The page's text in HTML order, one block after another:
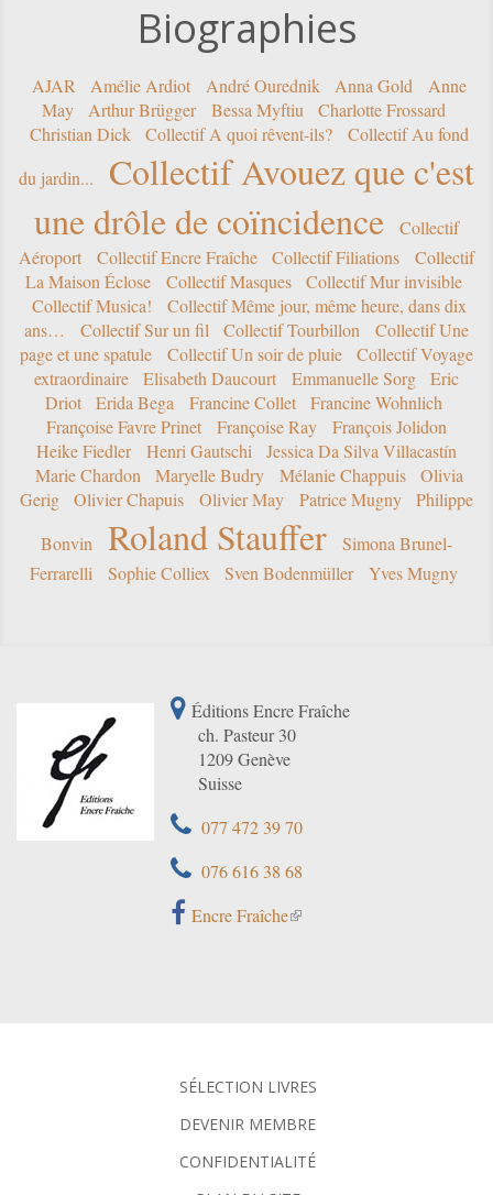
Biographies
AJAR Amélie Ardiot André Ourednik Anna Gold
Anne
May
Arthur Brügger Bessa Myftiu
Charlotte Frossard
Christian Dick
Collectif A quoi rêvent-ils?
Collectif Au fond
du jardin...
Collectif Avouez que c'est
une drôle de coïncidence
Collectif
Aéroport
Collectif Encre Fraîche Collectif Filiations
Collectif
La Maison Éclose
Collectif Masques
Collectif Mur invisible
Collectif Musica!
Collectif Même jour, même heure, dans dix
ans…
Collectif Sur un fil Collectif Tourbillon
Collectif Une
page et une spatule
Collectif Un soir de pluie
Collectif Voyage
extraordinaire
Elisabeth Daucourt Emmanuelle Sorg
Eric
Driot
Erida Bega Francine Collet
Francine Wohnlich
Françoise Favre Prinet
Françoise Ray
François Jolidon
Heike Fiedler
Henri Gautschi
Jessica Da Silva Villacastín
Marie Chardon
Maryelle Budry Mélanie Chappuis
Olivia
Gerig
Olivier Chapuis Olivier May Patrice Mugny
Philippe
Bonvin
Roland Stauffer
Simona Brunel-
Ferrarelli
Sophie Colliex Sven Bodenmüller Yves Mugny
Éditions Encre Fraîche
ch. Pasteur 30
1209 Genève
Suisse
077 472 39 70
076 616 38 68
Encre Fraîche
SÉLECTION LIVRES
DEVENIR MEMBRE
CONFIDENTIALITÉ